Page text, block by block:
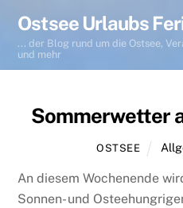
content
Ostsee Urlaubs
... der Blog rund um die Ostsee,
und mehr
Sommerwetter
OSTSEE
An diesem Wochenende
Sonnen- und